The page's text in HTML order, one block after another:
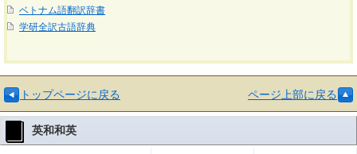
ベトナム語翻訳辞書
学研全訳古語辞典
トップページに戻る ページ上部に戻る
英和和英